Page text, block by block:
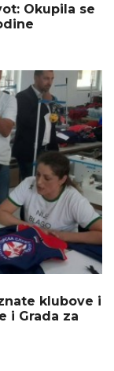
Okupila se
klubove i
i Grada za